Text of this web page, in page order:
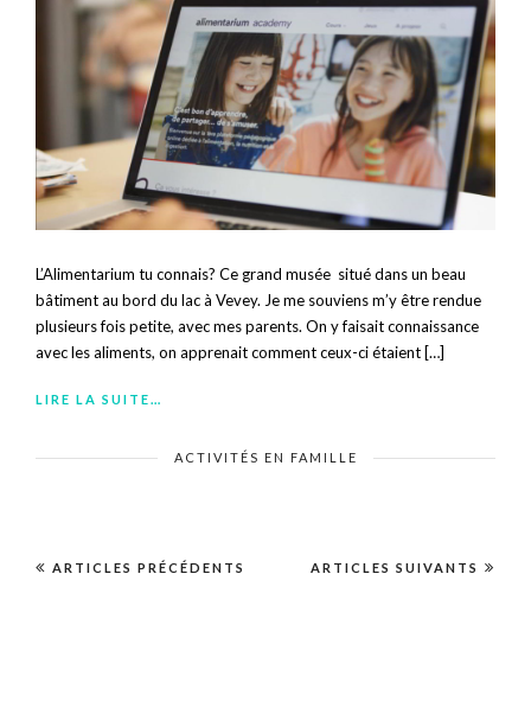
L’Alimentarium tu connais? Ce grand musée situé dans un beau
bâtiment au bord du lac à Vevey. Je me souviens m’y être rendue
plusieurs fois petite, avec mes parents. On y faisait connaissance
avec les aliments, on apprenait comment ceux-ci étaient […]
LIRE LA SUITE…
ACTIVITÉS EN FAMILLE
ARTICLES PRÉCÉDENTS ARTICLES SUIVANTS